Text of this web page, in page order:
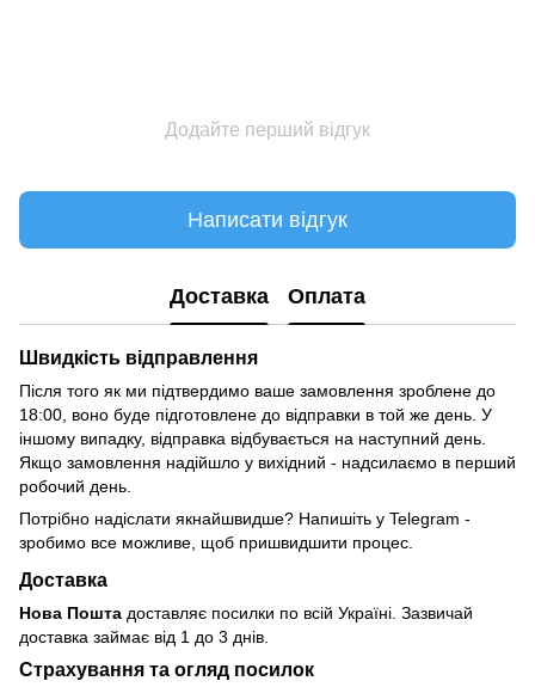
Додайте перший відгук
Написати відгук
Доставка Оплата
Швидкість відправлення
Після того як ми підтвердимо ваше замовлення зроблене до
18:00, воно буде підготовлене до відправки в той же день. У
іншому випадку, відправка відбувається на наступний день.
Якщо замовлення надійшло у вихідний - надсилаємо в перший
робочий день.
Потрібно надіслати якнайшвидше? Напишіть у Telegram -
зробимо все можливе, щоб пришвидшити процес.
Доставка
Нова Пошта доставляє посилки по всій Україні. Зазвичай
доставка займає від 1 до 3 днів.
Страхування та огляд посилок